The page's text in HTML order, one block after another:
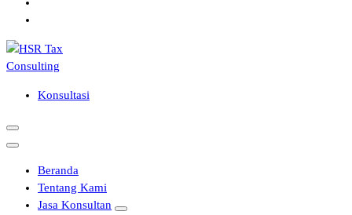
Konsultasi
Beranda
Tentang Kami
Jasa Konsultan